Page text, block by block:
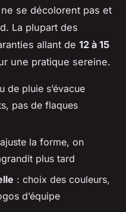
se décolorent pas et
La plupart des
allant de 12 à 15
une pratique sereine.
de pluie s’évacue
pas de flaques
la forme, on
plus tard
: choix des couleurs,
d’équipe